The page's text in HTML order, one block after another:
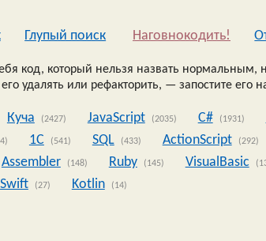
Глупый поиск Наговнокодить!
код, который нельзя назвать нормальным,
удалять или рефакторить, — запостите его
Куча (2427) JavaScript (2035) C# (1931)
1C (541) SQL (433) ActionScript (292)
Assembler (148) Ruby (145) VisualBasic
Swift (27) Kotlin (14)